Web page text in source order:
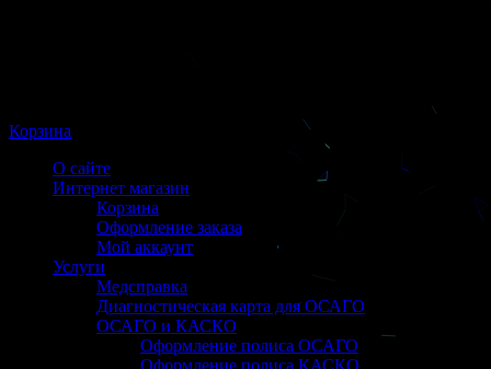
Корзина
О сайте
Интернет магазин
Корзина
Оформление заказа
Мой аккаунт
Услуги
Медсправка
Диагностическая карта для ОСАГО
ОСАГО и КАСКО
Оформление полиса ОСАГО
Оформление полиса КАСКО